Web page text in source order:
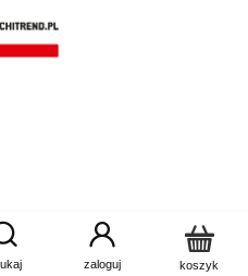
zaloguj koszyk
W OSTROŁĘCE